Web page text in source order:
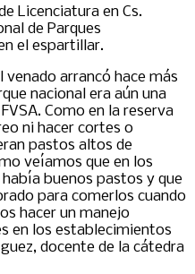
Licenciatura en Cs.
de Parques
el espartillar.
arrancó hace más
nacional era aún una
Como en la reserva
ni hacer cortes o
pastos altos de
veíamos que en los
buenos pastos y que
para comerlos cuando
hacer un manejo
en los establecimientos
docente de la cátedra